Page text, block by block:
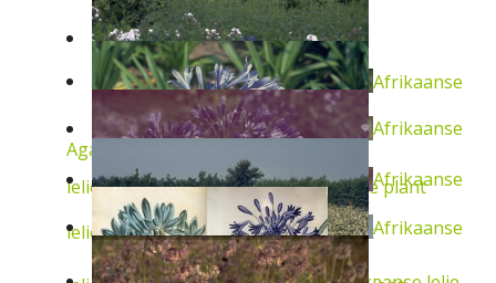
Afrikaanse lelie
Agapanthus 'Lilliput'
Afrikaanse
lelieAgapanthus campanulatusVaste plant
Afrikaanse
lelieAgapanthus 'Donau'Vaste plant
Afrikaanse
Afrikaanse